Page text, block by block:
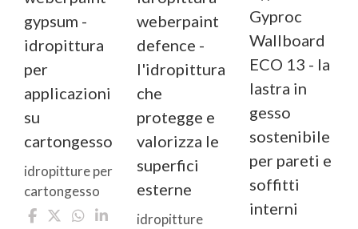
gypsum -
idropittura
per
applicazioni
su
cartongesso
idropitture per
cartongesso
weberpaint
defence -
l'idropittura
che
protegge e
valorizza le
superfici
esterne
idropitture
Gyproc
Wallboard
ECO 13 - la
lastra in
gesso
sostenibile
per pareti e
soffitti
interni